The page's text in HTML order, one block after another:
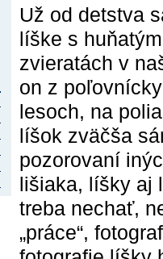
Už od detstva
líške s
zvieratách v
on z
lesoch, na
líšok zväčša
pozorovaní
lišiaka, líšky aj
treba nechať,
„práce“,